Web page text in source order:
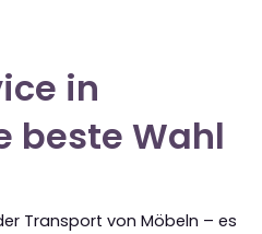
in
beste Wahl
Transport von Möbeln – es